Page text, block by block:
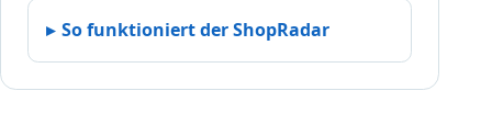
a
t
t
So funktioniert der ShopRadar